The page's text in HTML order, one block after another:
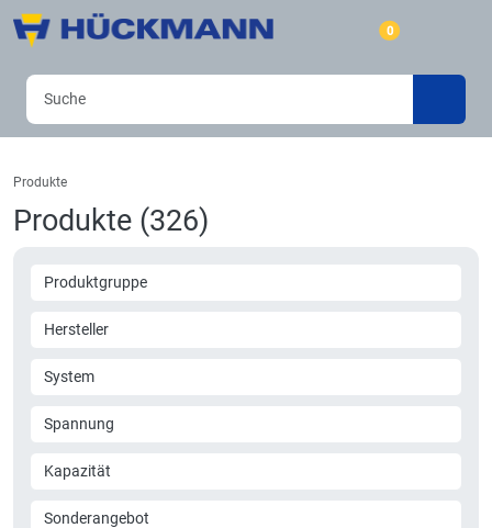
0
Produkte
Produkte (326)
Produktgruppe
Hersteller
System
Spannung
Kapazität
Sonderangebot